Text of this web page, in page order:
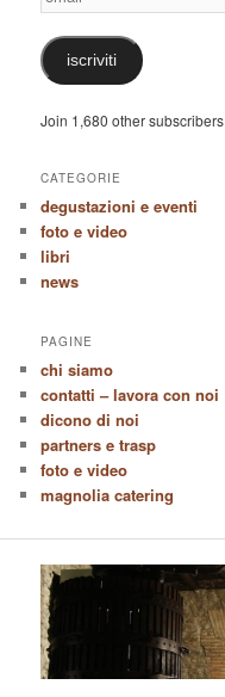
iscriviti
Join 1,680 other subscribers
CATEGORIE
degustazioni e eventi
foto e video
libri
news
PAGINE
chi siamo
contatti – lavora con noi
dicono di noi
partners e trasp
foto e video
magnolia catering